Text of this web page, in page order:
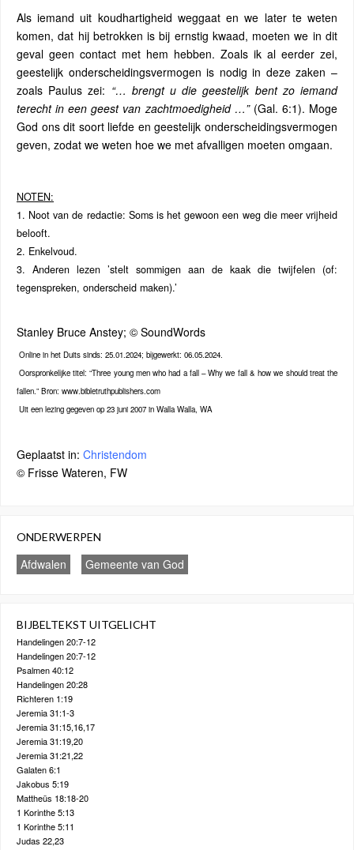
Als iemand uit koudhartigheid weggaat en we later te weten
komen, dat hij betrokken is bij ernstig kwaad, moeten we in dit
geval geen contact met hem hebben. Zoals ik al eerder zei,
geestelijk onderscheidingsvermogen is nodig in deze zaken –
zoals Paulus zei: “… brengt u die geestelijk bent zo iemand
terecht in een geest van zachtmoedigheid …”(Gal. 6:1). Moge
God ons dit soort liefde en geestelijk onderscheidingsvermogen
geven, zodat we weten hoe we met afvalligen moeten omgaan.
NOTEN:
1. Noot van de redactie: Soms is het gewoon een weg die meer vrijheid
belooft.
2. Enkelvoud.
3. Anderen lezen ’stelt sommigen aan de kaak die twijfelen (of:
tegenspreken, onderscheid maken).’
Stanley Bruce Anstey; © SoundWords
Online in het Duits sinds: 25.01.2024; bijgewerkt: 06.05.2024.
Oorspronkelijke titel: “Three young men who had a fall – Why we fall & how we should treat the
fallen.” Bron: www.bibletruthpublishers.com
Uit een lezing gegeven op 23 juni 2007 in Walla Walla, WA
Geplaatst in: Christendom
© Frisse Wateren, FW
ONDERWERPEN
Afdwalen Gemeente van God
BIJBELTEKST UITGELICHT
Handelingen 20:7-12
Handelingen 20:7-12
Psalmen 40:12
Handelingen 20:28
Richteren 1:19
Jeremia 31:1-3
Jeremia 31:15,16,17
Jeremia 31:19,20
Jeremia 31:21,22
Galaten 6:1
Jakobus 5:19
Mattheüs 18:18-20
1 Korinthe 5:13
1 Korinthe 5:11
Judas 22,23